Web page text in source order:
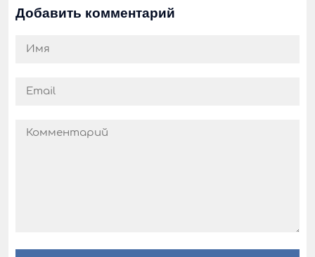
Добавить комментарий